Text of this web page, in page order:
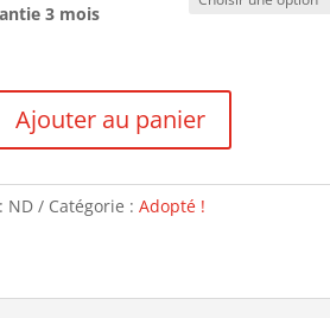
3 mois
Ajouter au panier
ND Catégorie : Adopté !